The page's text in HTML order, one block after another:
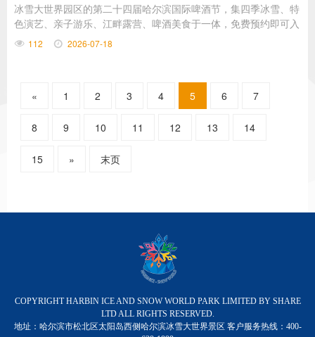
冰雪大世界园区的第二十四届哈尔滨国际啤酒节，集四季冰雪、特
色演艺、亲子游乐、江畔露营、啤酒美食于一体，免费预约即可入
园，一站式满足全家避暑、聚餐、夜游需求，这份贴近日常的实用
游玩指南，市民游客快收藏。
112 2026-07-18
« 1 2 3 4 5 6 7
8 9 10 11 12 13 14
15 » 末页
COPYRIGHT HARBIN ICE AND SNOW WORLD PARK LIMITED BY SHARE
LTD ALL RIGHTS RESERVED.
地址：哈尔滨市松北区太阳岛西侧哈尔滨冰雪大世界景区 客户服务热线：400-